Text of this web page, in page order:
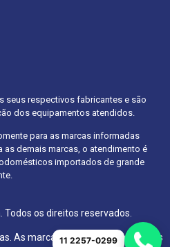
seus respectivos fabricantes e são
dos equipamentos atendidos.
para as marcas informadas
as demais marcas, o atendimento é
importados de grande
os direitos reservados.
As marcas citadas pertencem aos
11 2257-0299